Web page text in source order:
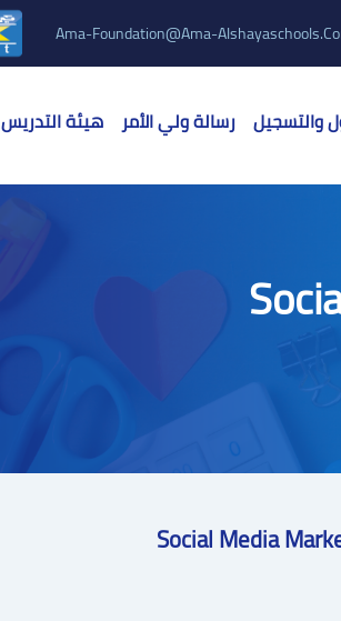
Ama-Foundation@ama-
والتسجيل رسالة ولي الأمر هيئة التدريس
Social Media